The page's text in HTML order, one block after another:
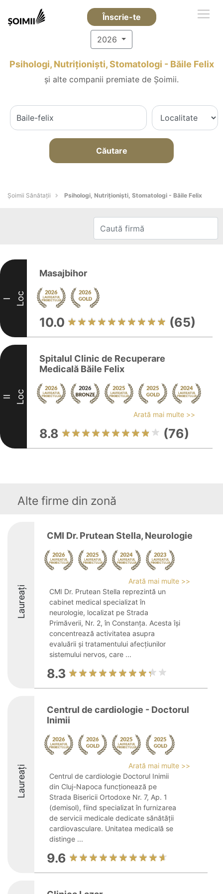
Înscrie-te
2026
Psihologi, Nutriționiști, Stomatologi - Băile Felix
și alte companii premiate de Șoimii.
Căutare
Şoimii Sănătații Psihologi, Nutriționiști, Stomatologi - Băile Felix
I Loc
Masajbihor
10.0 (65)
II Loc
Spitalul Clinic de Recuperare
Medicală Băile Felix
Arată mai multe >>
8.8 (76)
Alte firme din zonă
Laureați
CMI Dr. Prutean Stella, Neurologie
Arată mai multe >>
CMI Dr. Prutean Stella reprezintă un
cabinet medical specializat în
neurologie, localizat pe Strada
Primăverii, Nr. 2, în Constanța. Acesta își
concentrează activitatea asupra
evaluării și tratamentului afecțiunilor
sistemului nervos, care ...
8.3
Laureați
Centrul de cardiologie - Doctorul
Inimii
Arată mai multe >>
Centrul de cardiologie Doctorul Inimii
din Cluj-Napoca funcționează pe
Strada Bisericii Ortodoxe Nr. 7, Ap. 1
(demisol), fiind specializat în furnizarea
de servicii medicale dedicate sănătății
cardiovasculare. Unitatea medicală se
distinge ...
9.6